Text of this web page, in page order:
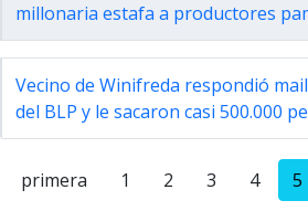
millonaria estafa a productores
Vecino de Winifreda respondió
del BLP y le sacaron casi 500.000
primera 1 2 3 4 5